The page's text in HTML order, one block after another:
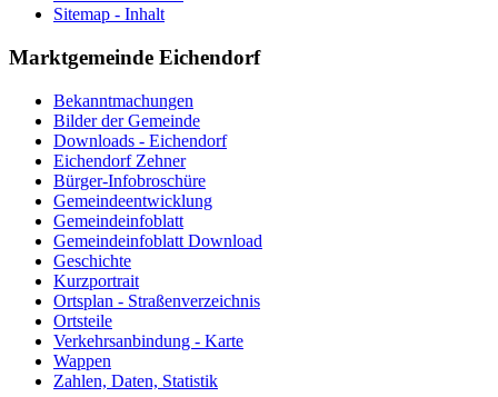
Sitemap - Inhalt
Marktgemeinde Eichendorf
Bekanntmachungen
Bilder der Gemeinde
Downloads - Eichendorf
Eichendorf Zehner
Bürger-Infobroschüre
Gemeindeentwicklung
Gemeindeinfoblatt
Gemeindeinfoblatt Download
Geschichte
Kurzportrait
Ortsplan - Straßenverzeichnis
Ortsteile
Verkehrsanbindung - Karte
Wappen
Zahlen, Daten, Statistik